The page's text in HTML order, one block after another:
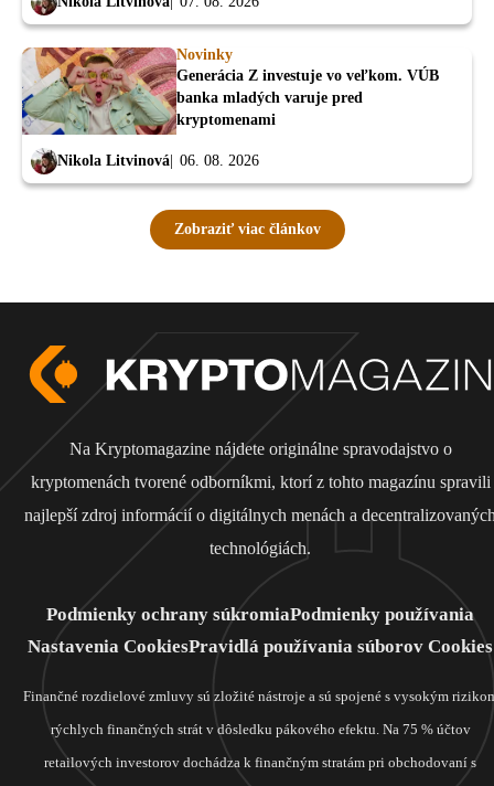
Novinky
Generácia Z investuje vo veľkom. VÚB
banka mladých varuje pred
kryptomenami
Nikola Litvinová 06. 08. 2026
Zobraziť viac článkov
Na Kryptomagazine nájdete originálne spravodajstvo o
kryptomenách tvorené odborníkmi, ktorí z tohto magazínu spravili
najlepší zdroj informácií o digitálnych menách a
technológiách.
Podmienky ochrany súkromiaPodmienky používania
Nastavenia CookiesPravidlá používania súborov Cookies
Finančné rozdielové zmluvy sú zložité nástroje a sú spojené s vysokým
rýchlych finančných strát v dôsledku pákového efektu. Na 75 % účtov
retailových investorov dochádza k finančným stratám pri obchodovaní s